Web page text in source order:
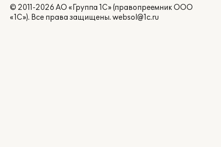
© 2011-2026 АО «Группа 1С» (правопреемник ООО
«1С»). Все права защищены. websol@1c.ru